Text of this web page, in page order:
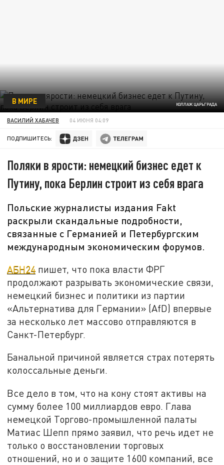
КОЛЛАЖ ЦАРЬГРАДА
В МИРЕ
ВАСИЛИЙ ХАБАЧЕВ 04 ИЮНЯ 04:09
ПОДПИШИТЕСЬ:
Поляки в ярости: немецкий бизнес едет к
Путину, пока Берлин строит из себя врага
Польские журналисты издания Fakt
раскрыли скандальные подробности,
связанные с Германией и Петербургским
международным экономическим форумов.
АБН24 пишет, что пока власти ФРГ
продолжают разрывать экономические связи,
немецкий бизнес и политики из партии
«Альтернатива для Германии» (AfD) впервые
за несколько лет массово отправляются в
Санкт-Петербург.
Банальной причиной является страх потерять
колоссальные деньги.
Все дело в том, что на кону стоят активы на
сумму более 100 миллиардов евро. Глава
немецкой Торгово-промышленной палаты
Матиас Шепп прямо заявил, что речь идет не
только о восстановлении торговых
отношений, но и о защите 1600 компаний, все